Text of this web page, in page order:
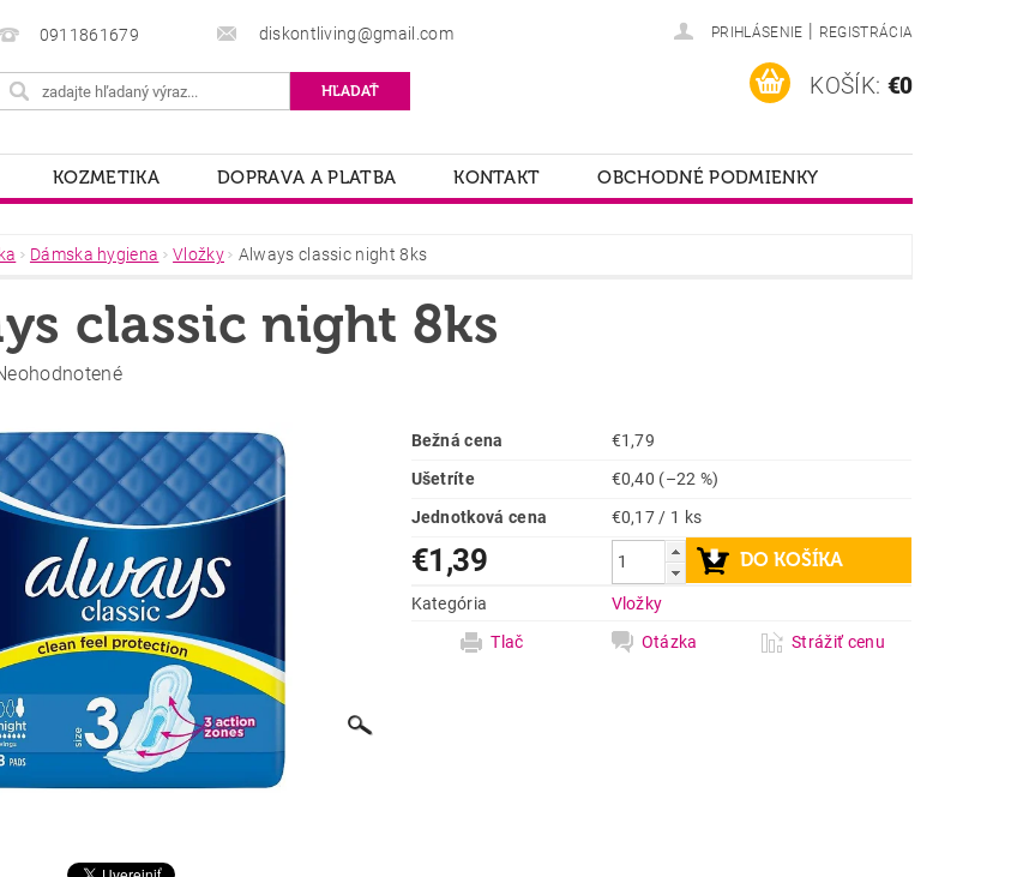
0911861679 diskontliving@gmail.com PRIHLÁSENIE | REGISTRÁCIA
KOŠÍK: €0
KOZMETIKA DOPRAVA A PLATBA KONTAKT
OBCHODNÉ PODMIENKY
Dámska hygiena Vložky Always classic night 8ks
classic night 8ks
Bežná cena
€1,79
Ušetríte
€0,40 (–22 %)
Jednotková cena
€0,17 / 1 ks
€1,39
Kategória
Vložky
Tlač
Otázka Strážiť cenu